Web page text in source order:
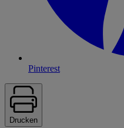
Pinterest
Drucken